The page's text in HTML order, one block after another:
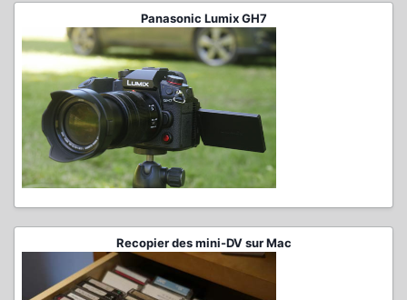
Panasonic Lumix GH7
Recopier des mini-DV sur Mac